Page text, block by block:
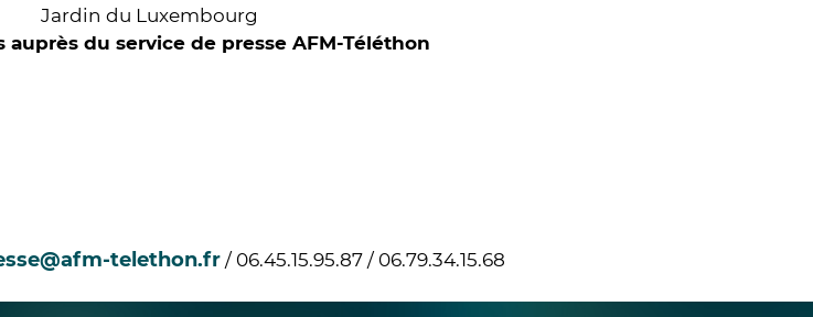
Jardin du Luxembourg
auprès du service de presse AFM-Téléthon
telethon.fr/ 06.45.15.95.87 / 06.79.34.15.68